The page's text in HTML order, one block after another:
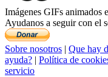
Imágenes GIFs animados
Ayudanos a seguir con el
Sobre nosotros Que hay
ayuda?
Política de
servicio